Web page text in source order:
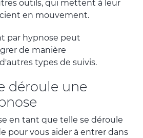
outils, qui mettent à leur
en mouvement.
par hypnose peut
de manière
types de suivis.
déroule une
en tant que telle se déroule
pour vous aider à entrer dans